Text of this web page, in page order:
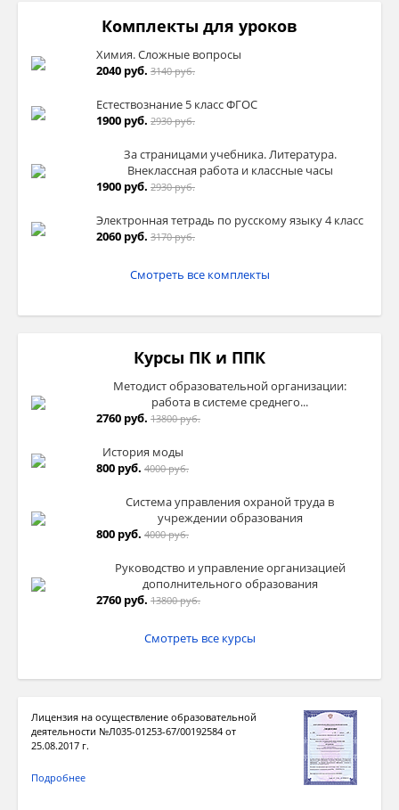
Комплекты для уроков
Химия. Сложные вопросы
2040 руб. 3140 руб.
Естествознание 5 класс ФГОС
1900 руб. 2930 руб.
За страницами учебника. Литература.
Внеклассная работа и классные часы
1900 руб. 2930 руб.
Электронная тетрадь по русскому языку 4 класс
2060 руб. 3170 руб.
Смотреть все комплекты
Курсы ПК и ППК
Методист образовательной организации:
работа в системе среднего...
2760 руб. 13800 руб.
История моды
800 руб. 4000 руб.
Система управления охраной труда в
учреждении образования
800 руб. 4000 руб.
Руководство и управление организацией
дополнительного образования
2760 руб. 13800 руб.
Смотреть все курсы
Лицензия на осуществление образовательной
деятельности №Л035-01253-67/00192584 от
25.08.2017 г.
Подробнее